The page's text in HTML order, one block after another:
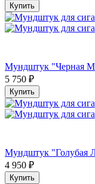
Купить
Мундштук "Черная
5 750 ₽
Купить
Мундштук "Голубая
4 950 ₽
Купить